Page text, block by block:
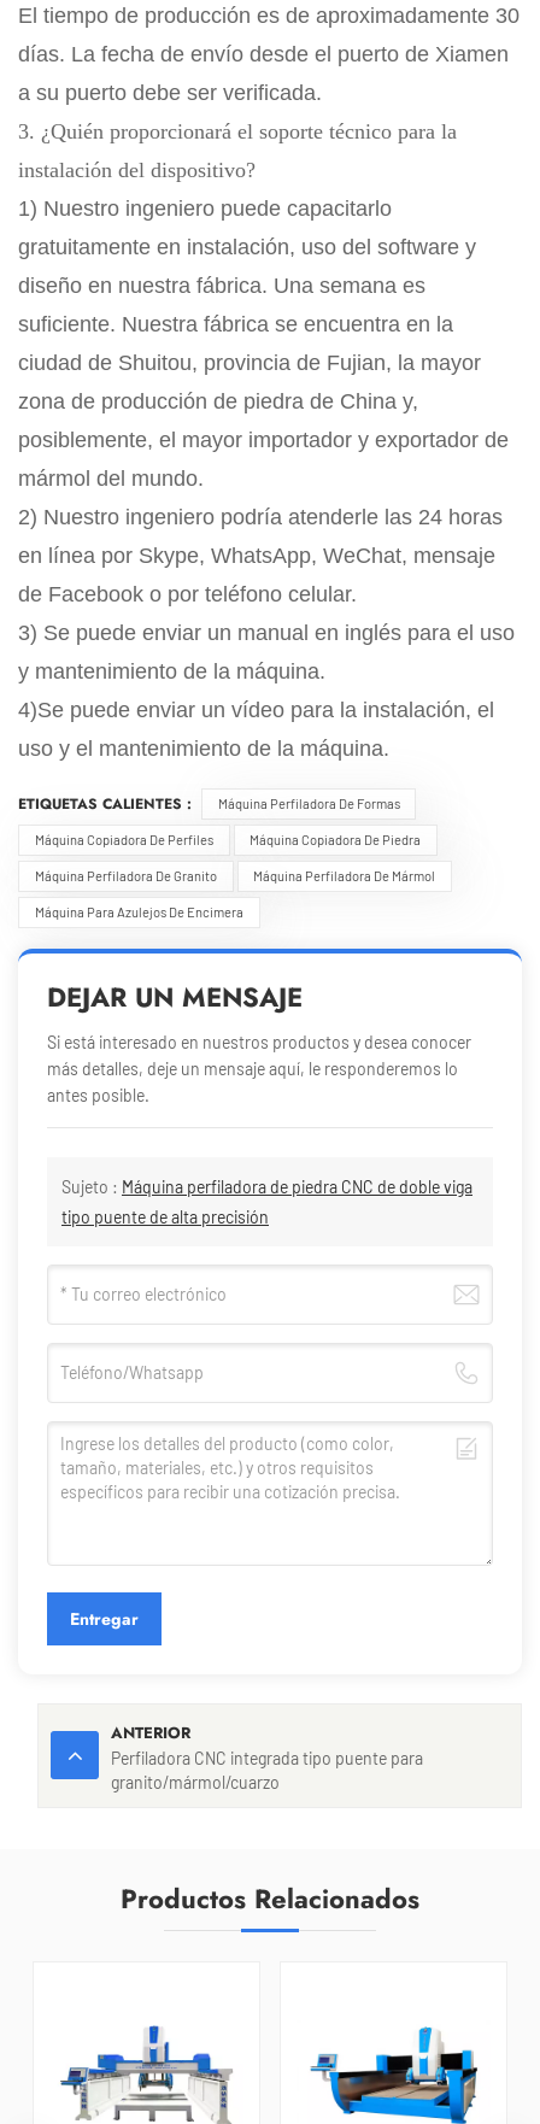
El tiempo de producción es de aproximadamente 30
días. La fecha de envío desde el puerto de Xiamen
a su puerto debe ser verificada.
3. ¿Quién proporcionará el soporte técnico para la
instalación del dispositivo?
1) Nuestro ingeniero puede capacitarlo
gratuitamente en instalación, uso del software y
diseño en nuestra fábrica. Una semana es
suficiente. Nuestra fábrica se encuentra en la
ciudad de Shuitou, provincia de Fujian, la mayor
zona de producción de piedra de China y,
posiblemente, el mayor importador y exportador de
mármol del mundo.
2) Nuestro ingeniero podría atenderle las 24 horas
en línea por Skype, WhatsApp, WeChat, mensaje
de Facebook o por teléfono celular.
3) Se puede enviar un manual en inglés para el uso
y mantenimiento de la máquina.
4)Se puede enviar un vídeo para la instalación, el
uso y el mantenimiento de la máquina.
ETIQUETAS CALIENTES : Máquina Perfiladora De Formas
Máquina Copiadora De Perfiles Máquina Copiadora De Piedra
Máquina Perfiladora De Granito Máquina Perfiladora De Mármol
Máquina Para Azulejos De Encimera
DEJAR UN MENSAJE
Si está interesado en nuestros productos y desea conocer
más detalles, deje un mensaje aquí, le responderemos lo
antes posible.
Sujeto : Máquina perfiladora de piedra CNC de doble viga
tipo puente de alta precisión
Entregar
ANTERIOR
Perfiladora CNC integrada tipo puente para
granito/mármol/cuarzo
Productos Relacionados